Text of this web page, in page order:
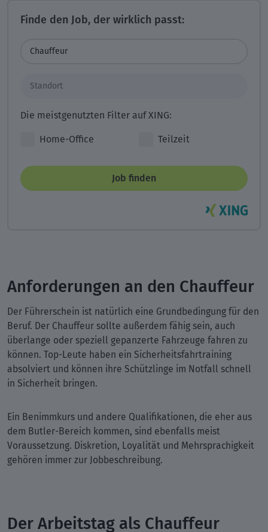
Finde den Job, der wirklich passt:
Job finden
Die meistgenutzten Filter auf XING:
Home-Office Teilzeit
Anforderungen an den Chauffeur
Der Führerschein ist natürlich eine Grundbedingung für den
Beruf. Der Chauffeur sollte außerdem fähig sein, auch
überlange oder speziell gepanzerte Fahrzeuge fahren zu
können. Top-Leute haben ein Sicherheitsfahrtraining
absolviert und können ihre Schützlinge im Notfall schnell
in Sicherheit bringen.
Ein Benimmkurs und andere Qualifikationen, die eher aus
dem Butler-Bereich kommen, sind ebenfalls meist
Voraussetzung. Diskretion, Loyalität und Mehrsprachigkeit
gehören immer zur Jobbeschreibung.
Der Arbeitstag als Chauffeur